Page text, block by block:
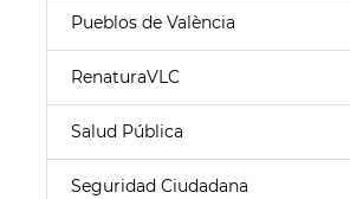
Pueblos de València
RenaturaVLC
Salud Pública
Seguridad Ciudadana